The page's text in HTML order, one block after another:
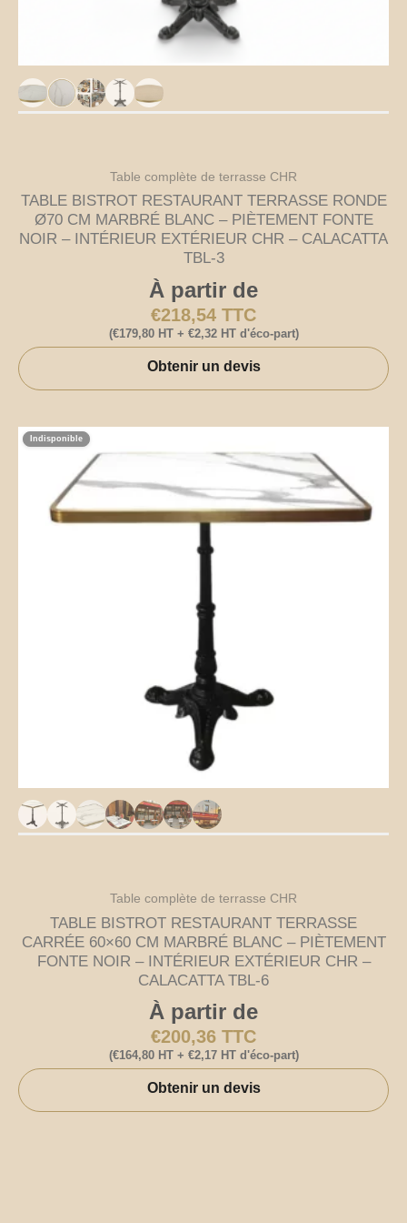
Table complète de terrasse CHR
TABLE BISTROT RESTAURANT TERRASSE RONDE
Ø70 CM MARBRÉ BLANC – PIÈTEMENT FONTE
NOIR – INTÉRIEUR EXTÉRIEUR CHR – CALACATTA
TBL-3
À partir de
€218,54 TTC
(€179,80HT + €2,32HT d'éco-part)
Obtenir un devis
Indisponible
Table complète de terrasse CHR
TABLE BISTROT RESTAURANT TERRASSE
CARRÉE 60×60 CM MARBRÉ BLANC – PIÈTEMENT
FONTE NOIR – INTÉRIEUR EXTÉRIEUR CHR –
CALACATTA TBL-6
À partir de
€200,36 TTC
(€164,80HT + €2,17HT d'éco-part)
Obtenir un devis